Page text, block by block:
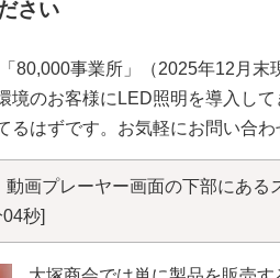
さい
80,000事業所」（2025年12月末
のお客様にLED照明を導入して
はずです。お気軽にお問い合わ
画プレーヤー画面の下部にある
秒]